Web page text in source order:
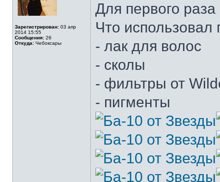
Зарегистрирован: 03 апр
2014 15:55
Сообщения: 26
Откуда: Чебоксары
Для первого
Что использовал
- лак для волос
- сколы
- фильтры от
- пигменты